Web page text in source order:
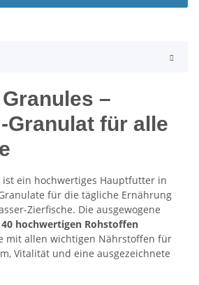
–
Granulat für alle
ist ein hochwertiges Hauptfutter in
für die tägliche Ernährung
Zierfische. Die ausgewogene
hochwertigen Rohstoffen
mit allen wichtigen Nährstoffen für
Vitalität und eine ausgezeichnete